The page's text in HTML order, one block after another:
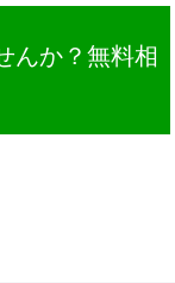
んか？無料相